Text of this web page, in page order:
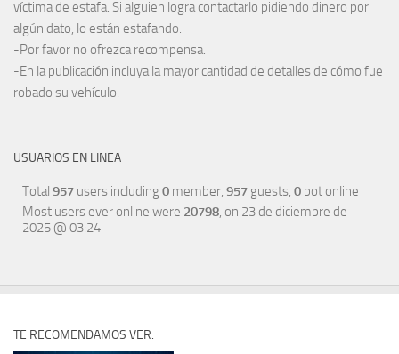
víctima de estafa. Si alguien logra contactarlo pidiendo dinero por
algún dato, lo están estafando.
-Por favor no ofrezca recompensa.
-En la publicación incluya la mayor cantidad de detalles de cómo fue
robado su vehículo.
USUARIOS EN LINEA
Total 957 users including0 member, 957 guests, 0 bot online
Most users ever online were 20798, on 23 de diciembre de
2025 @ 03:24
TE RECOMENDAMOS VER: